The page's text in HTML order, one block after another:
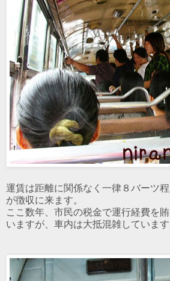
運賃は距離に関係なく一律８バーツ
が徴収に来ます。
ここ数年、市民の税金で運行経費を
いますが、車内は大抵混雑しています